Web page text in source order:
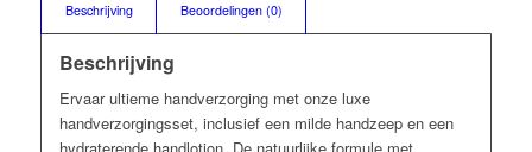
Beschrijving Beoordelingen (0)
Beschrijving
Ervaar ultieme handverzorging met onze luxe
handverzorgingsset, inclusief een milde handzeep en een